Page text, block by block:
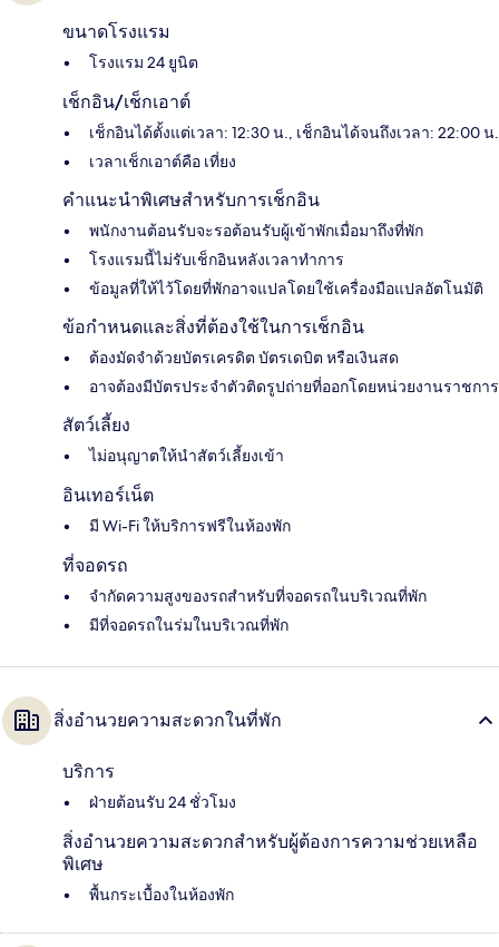
ขนาดโรงแรม
โรงแรม 24 ยูนิต
เช็กอิน/เช็กเอาต์
เช็กอินได้ตั้งแต่เวลา: 12:30 น., เช็กอินได้จนถึงเวลา: 22:00 น.
เวลาเช็กเอาต์คือ เที่ยง
คำแนะนำพิเศษสำหรับการเช็กอิน
พนักงานต้อนรับจะรอต้อนรับผู้เข้าพักเมื่อมาถึงที่พัก
โรงแรมนี้ไม่รับเช็กอินหลังเวลาทำการ
ข้อมูลที่ให้ไว้โดยที่พักอาจแปลโดยใช้เครื่องมือแปลอัตโนมัติ
ข้อกำหนดและสิ่งที่ต้องใช้ในการเช็กอิน
ต้องมัดจำด้วยบัตรเครดิต บัตรเดบิต หรือเงินสด
อาจต้องมีบัตรประจำตัวติดรูปถ่ายที่ออกโดยหน่วยงานราชการ
สัตว์เลี้ยง
ไม่อนุญาตให้นำสัตว์เลี้ยงเข้า
อินเทอร์เน็ต
มี Wi-Fi ให้บริการฟรีในห้องพัก
ที่จอดรถ
จำกัดความสูงของรถสำหรับที่จอดรถในบริเวณที่พัก
มีที่จอดรถในร่มในบริเวณที่พัก
สิ่งอำนวยความสะดวกในที่พัก
บริการ
ฝ่ายต้อนรับ 24 ชั่วโมง
สิ่งอำนวยความสะดวกสำหรับผู้ต้องการความช่วยเหลือ
พิเศษ
พื้นกระเบื้องในห้องพัก